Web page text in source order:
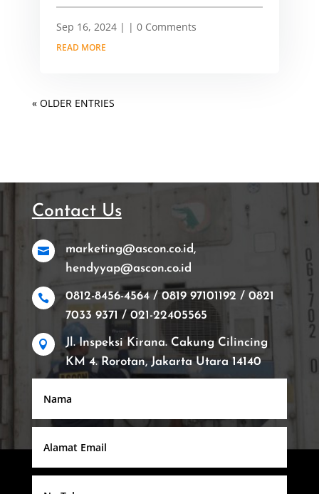
Sep 16, 2024| | 0 Comments
READ MORE
« OLDER ENTRIES
Contact Us

marketing@ascon.co.id,
hendyyap@ascon.co.id

0812-8456-4564 / 0819 97101192 / 0821
7033 9371 / 021-22405565

Jl. Inspeksi Kirana. Cakung Cilincing
KM 4. Rorotan, Jakarta Utara 14140